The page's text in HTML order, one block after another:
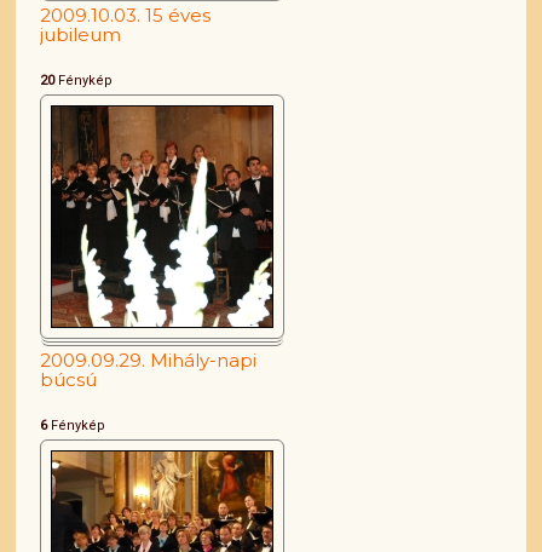
2009.10.03. 15 éves
jubileum
20Fénykép
2009.09.29. Mihály-napi
búcsú
6Fénykép